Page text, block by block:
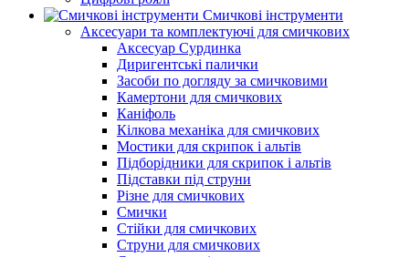
Смичкові інструменти
Аксесуари та комплектуючі для смичкових
Аксесуар Сурдинка
Диригентські палички
Засоби по догляду за смичковими
Камертони для смичкових
Каніфоль
Кілкова механіка для смичкових
Мостики для скрипок і альтів
Підборiдники для скрипок і альтів
Підставки під струни
Різне для смичкових
Смички
Стійки для смичкових
Струни для смичкових